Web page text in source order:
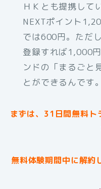
ＨＫとも提携して
NEXTポイント
では600円。ただ
登録すれば1,000
ンドの「まるごと
とができるんです。
まずは、31日間無料ト
無料体験期間中に解約